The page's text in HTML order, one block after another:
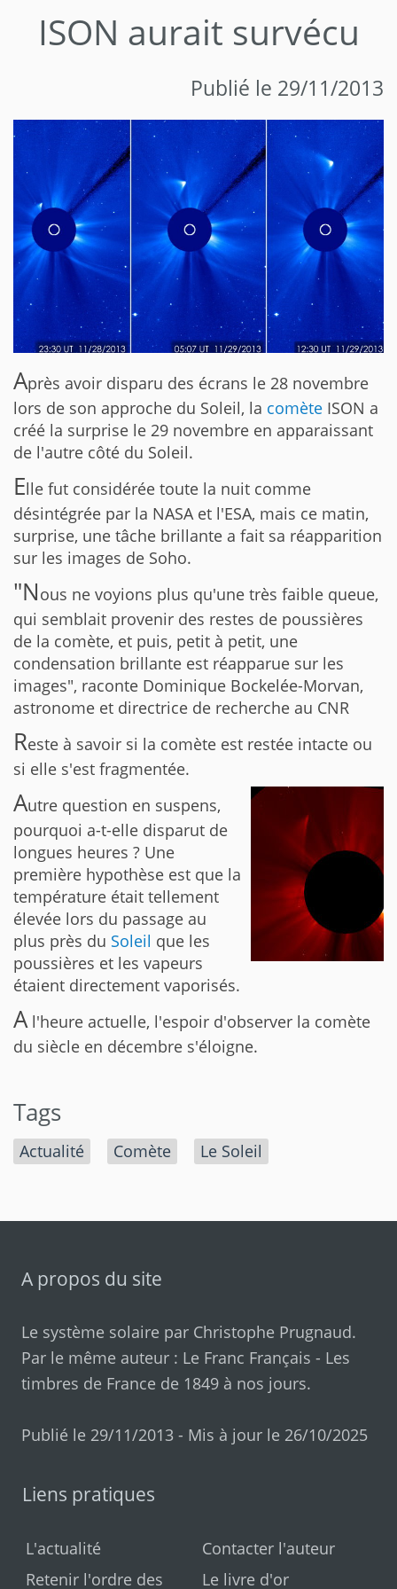
ISON aurait survécu
Publié le 29/11/2013
Après avoir disparu des écrans le 28 novembre
lors de son approche du Soleil, la comète ISON a
créé la surprise le 29 novembre en apparaissant
de l'autre côté du Soleil.
Elle fut considérée toute la nuit comme
désintégrée par la NASA et l'ESA, mais ce matin,
surprise, une tâche brillante a fait sa réapparition
sur les images de Soho.
"Nous ne voyions plus qu'une très faible queue,
qui semblait provenir des restes de poussières
de la comète, et puis, petit à petit, une
condensation brillante est réapparue sur les
images", raconte Dominique Bockelée-Morvan,
astronome et directrice de recherche au CNR
Reste à savoir si la comète est restée intacte ou
si elle s'est fragmentée.
Autre question en suspens,
pourquoi a-t-elle disparut de
longues heures ? Une
première hypothèse est que la
température était tellement
élevée lors du passage au
plus près du Soleil que les
poussières et les vapeurs
étaient directement vaporisés.
Al'heure actuelle, l'espoir d'observer la comète
du siècle en décembre s'éloigne.
Tags
Actualité Comète Le Soleil
A propos du site
Le système solaire par Christophe Prugnaud.
Par le même auteur : Le Franc Français - Les
timbres de France de 1849 à nos jours.
Publié le 29/11/2013 - Mis à jour le 26/10/2025
Liens pratiques
L'actualité
Retenir l'ordre des
Contacter l'auteur
Le livre d'or